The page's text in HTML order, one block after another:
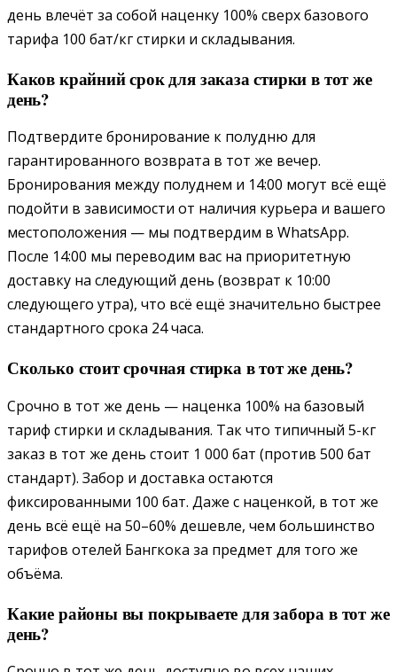
день влечёт за собой наценку 100% сверх базового
тарифа 100 бат/кг стирки и складывания.
Каков крайний срок для заказа стирки в тот же
день?
Подтвердите бронирование к полудню для
гарантированного возврата в тот же вечер.
Бронирования между полуднем и 14:00 могут всё ещё
подойти в зависимости от наличия курьера и вашего
местоположения — мы подтвердим в WhatsApp.
После 14:00 мы переводим вас на приоритетную
доставку на следующий день (возврат к 10:00
следующего утра), что всё ещё значительно быстрее
стандартного срока 24 часа.
Сколько стоит срочная стирка в тот же день?
Срочно в тот же день — наценка 100% на базовый
тариф стирки и складывания. Так что типичный 5-кг
заказ в тот же день стоит 1 000 бат (против 500 бат
стандарт). Забор и доставка остаются
фиксированными 100 бат. Даже с наценкой, в тот же
день всё ещё на 50–60% дешевле, чем большинство
тарифов отелей Бангкока за предмет для того же
объёма.
Какие районы вы покрываете для забора в тот же
день?